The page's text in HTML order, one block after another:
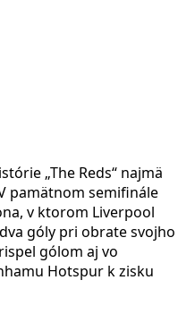
„The Reds“ najmä
pamätnom semifinále
v ktorom Liverpool
góly pri obrate svojho
gólom aj vo
Hotspur k zisku